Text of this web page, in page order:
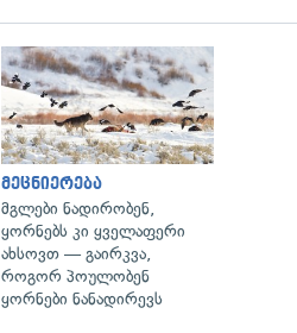
მეცნიერება
მგლები ნადირობენ,
ყორნებს კი ყველაფერი
ახსოვთ — გაირკვა,
როგორ პოულობენ
ყორნები ნანადირევს